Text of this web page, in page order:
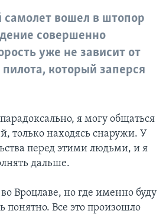
самолет вошел в штопор
совершенно
уже не зависит от
который заперся
я могу общаться
только находясь снаружи. У
перед этими людьми, и я
дальше.
Вроцлаве, но где именно буду
понятно. Все это произошло